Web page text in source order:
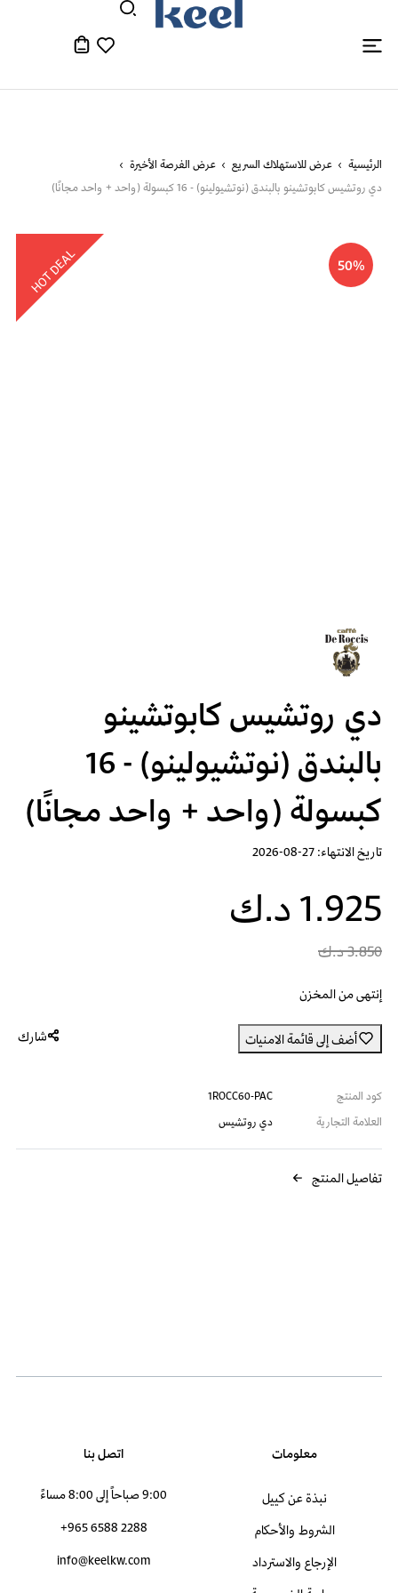
الرئيسية عرض للاستهلاك السريع
عرض الفرصة الأخيرة
دي روتشيس كابوتشينو بالبندق (نوتشيولينو) - 16 كبسولة (واحد + واحد مجانًا)
50%
HOT DEAL
دي روتشيس كابوتشينو
بالبندق (نوتشيولينو) - 16
كبسولة (واحد + واحد مجانًا)
تاريخ الانتهاء: 27-08-2026
1.925 د.ك
3.850 د.ك
إنتهى من المخزن
أضف إلى قائمة الامنيات شارك
كود المنتج
1ROCC60-PAC
العلامة التجارية
دي روتشيس
تفاصيل المنتج
معلومات
نبذة عن كييل
الشروط والأحكام
الإرجاع والاسترداد
اتصل بنا
9:00 صباحاً إلى 8:00 مساءً
+965 6588 2288
info@keelkw.com